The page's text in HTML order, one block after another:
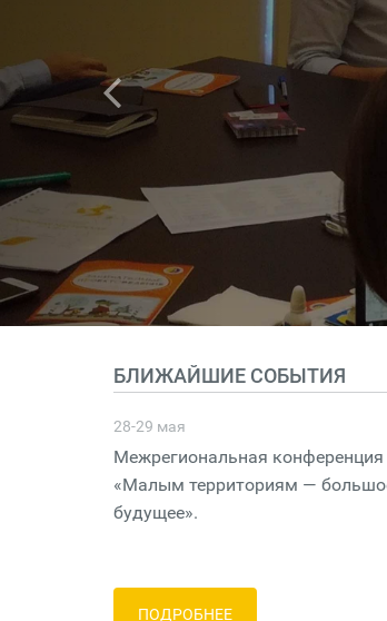
БЛИЖАЙШИЕ СОБЫТИЯ
28-29 мая
Межрегиональная конференция
«Малым территориям —
будущее».
ПОДРОБНЕЕ